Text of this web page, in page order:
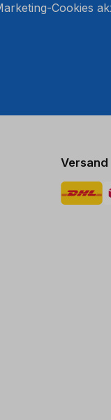
Cookies
Versand